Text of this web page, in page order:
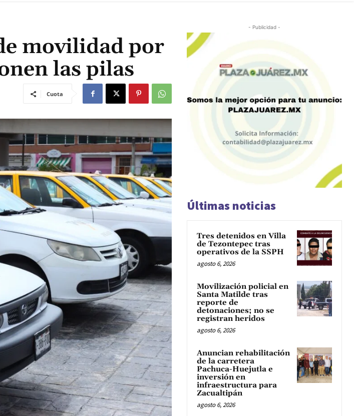
movilidad por
las pilas
Cuota
- Publicidad -
Últimas noticias
Tres detenidos en Villa
de Tezontepec tras
operativos de la SSPH
agosto 6, 2026
Movilización policial en
Santa Matilde tras
reporte de
detonaciones; no se
registran heridos
agosto 6, 2026
Anuncian rehabilitación
de la carretera
Pachuca-Huejutla e
inversión en
infraestructura para
Zacualtipán
agosto 6, 2026